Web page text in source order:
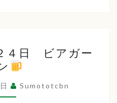
０
２
６
年
４日 ビアガー
Sumototcbn